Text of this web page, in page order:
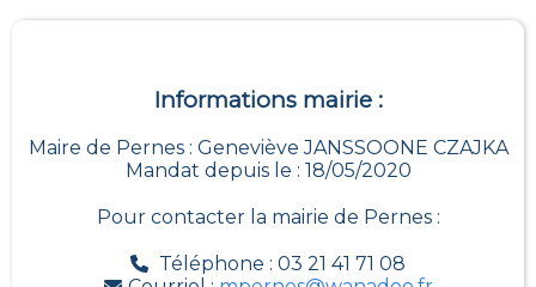
Informations mairie :
Maire de Pernes : Geneviève JANSSOONE CZAJKA
Mandat depuis le : 18/05/2020
Pour contacter la mairie de Pernes:
Téléphone : 03 21 41 71 08